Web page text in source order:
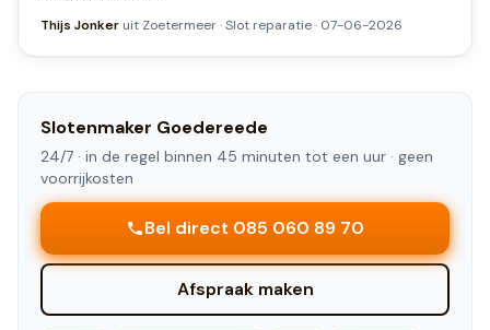
Thijs Jonker uit Zoetermeer·Slot reparatie· 07-06-2026
Slotenmaker Goedereede
24/7 · in de regel binnen 45 minuten tot een uur · geen
voorrijkosten
Bel direct 085 060 89 70
Afspraak maken